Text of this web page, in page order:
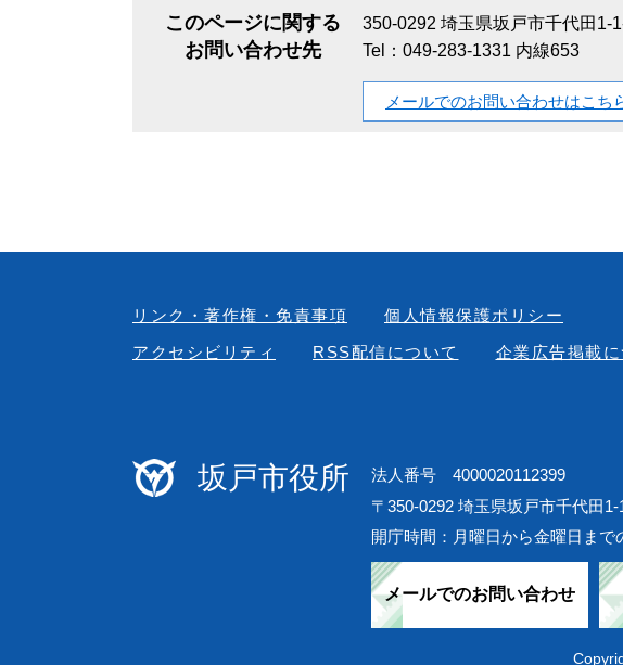
このページに関する
お問い合わせ先
350-0292 埼玉県坂戸市千代田1-
Tel：049-283-1331 内線653
メールでのお問い合わせはこち
リンク・著作権・免責事項
個人情報保護ポリシー
アクセシビリティ
RSS配信について 企業広告掲載に
坂戸市役所
法人番号 4000020112399
〒350-0292 埼玉県坂戸市千代田1-
開庁時間：月曜日から金曜日ま
メールでのお問い合わせ